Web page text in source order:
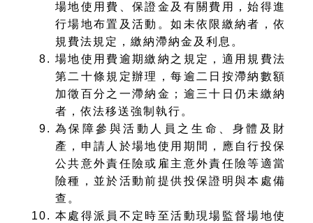
場地使用費、保證金及有關費用，始得進
行場地布置及活動。如未依限繳納者，依
規費法規定，繳納滯納金及利息。
場地使用費逾期繳納之規定，適用規費法
第二十條規定辦理，每逾二日按滯納數額
加徵百分之一滯納金；逾三十日仍未繳納
者，依法移送強制執行。
為保障參與活動人員之生命、身體及財
產，申請人於場地使用期間，應自行投保
公共意外責任險或雇主意外責任險等適當
險種，並於活動前提供投保證明與本處備
查。
本處得派員不定時至活動現場監督場地使